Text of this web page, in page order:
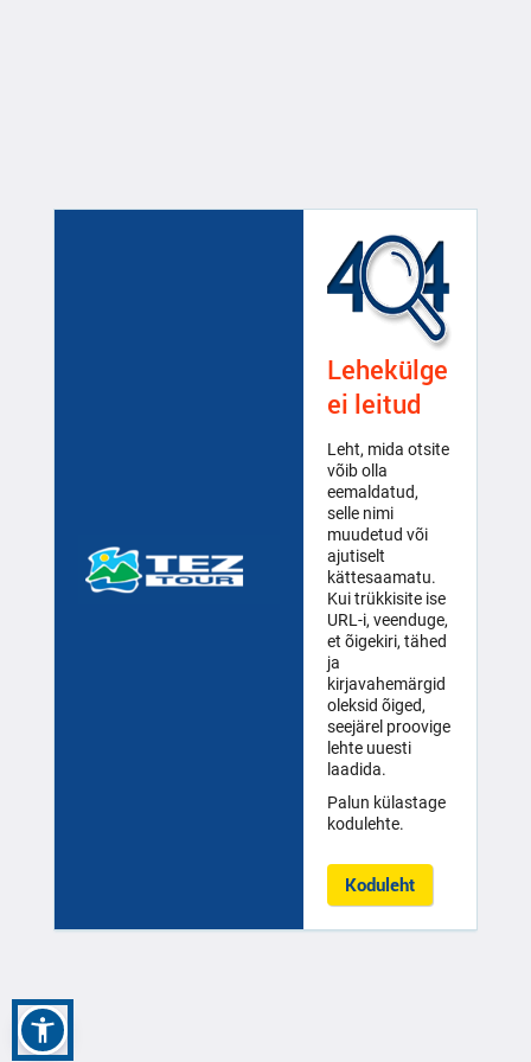
Lehekülge
ei leitud
Leht, mida otsite
võib olla
eemaldatud,
selle nimi
muudetud või
ajutiselt
kättesaamatu.
Kui trükkisite ise
URL-i, veenduge,
et õigekiri, tähed
ja
kirjavahemärgid
oleksid õiged,
seejärel proovige
lehte uuesti
laadida.
Palun külastage
kodulehte.
Koduleht